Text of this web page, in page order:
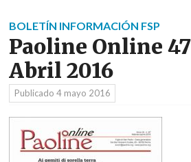
BOLETÍN INFORMACIÓN FSP
Paoline Online
Abril 2016
Publicado 4 mayo 2016